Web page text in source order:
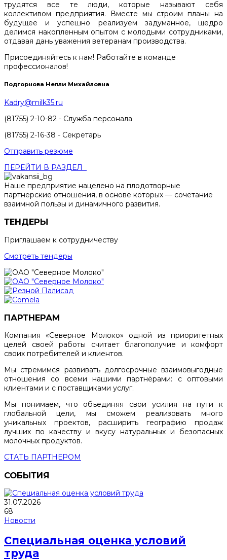
трудятся все те люди, которые называют себя
коллективом предприятия. Вместе мы строим планы на
будущее и успешно реализуем задуманное, щедро
делимся накопленным опытом с молодыми сотрудниками,
отдавая дань уважения ветеранам производства.
Присоединяйтесь к нам! Работайте в команде
профессионалов!
Подгорнова Нелли Михайловна
Kadry@milk35.ru
(81755) 2-10-82 - Служба персонала
(81755) 2-16-38 - Секретарь
Отправить резюме
ПЕРЕЙТИ В РАЗДЕЛ
Наше предприятие нацелено на плодотворные
партнёрские отношения, в основе которых — сочетание
взаимной пользы и динамичного развития.
ТЕНДЕРЫ
Приглашаем к сотрудничеству
Смотреть тендеры
ПАРТНЕРАМ
Компания «Северное Молоко» одной из приоритетных
целей своей работы считает благополучие и комфорт
своих потребителей и клиентов.
Мы стремимся развивать долгосрочные взаимовыгодные
отношения со всеми нашими партнёрами: с оптовыми
клиентами и с поставщиками услуг.
Мы понимаем, что объединяя свои усилия на пути к
глобальной цели, мы сможем реализовать много
уникальных проектов, расширить географию продаж
лучших по качеству и вкусу натуральных и безопасных
молочных продуктов.
СТАТЬ ПАРТНЕРОМ
СОБЫТИЯ
31.07.2026
68
Новости
Специальная оценка условий
труда